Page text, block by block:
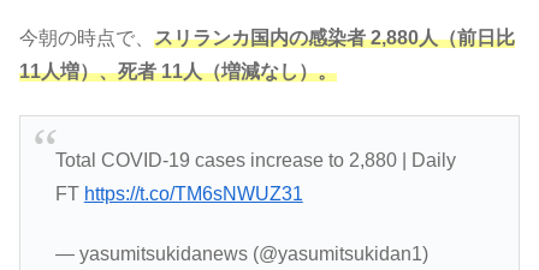
今朝の時点で、 スリランカ国内の感染者 2,880人（前日比
11人増）、死者 11人（増減なし）。
Total COVID-19 cases increase to 2,880 | Daily
FT https://t.co/TM6sNWUZ31
— yasumitsukidanews (@yasumitsukidan1)